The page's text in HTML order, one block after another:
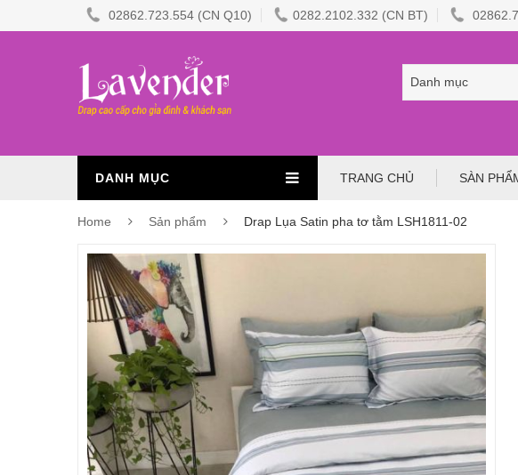
02862.723.554 (CN Q10) 0282.2102.332 (CN BT)
Danh mục
DANH MỤC TRANG CHỦ SÀN
Home Sản phẩm Drap Lụa Satin pha tơ tằm LSH1811-02